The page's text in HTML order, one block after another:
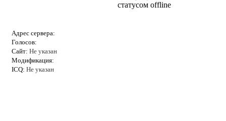
Адрес сервера:
Голосов:
Сайт: Не указан
Модификация:
ICQ: Не указан